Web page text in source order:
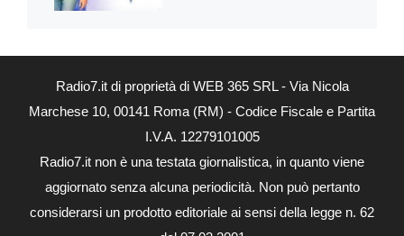
Radio7.it di proprietà di WEB 365 SRL - Via Nicola
Marchese 10, 00141 Roma (RM) - Codice Fiscale e Partita
I.V.A. 12279101005
Radio7.it non è una testata giornalistica, in quanto viene
aggiornato senza alcuna periodicità. Non può pertanto
considerarsi un prodotto editoriale ai sensi della legge n. 62